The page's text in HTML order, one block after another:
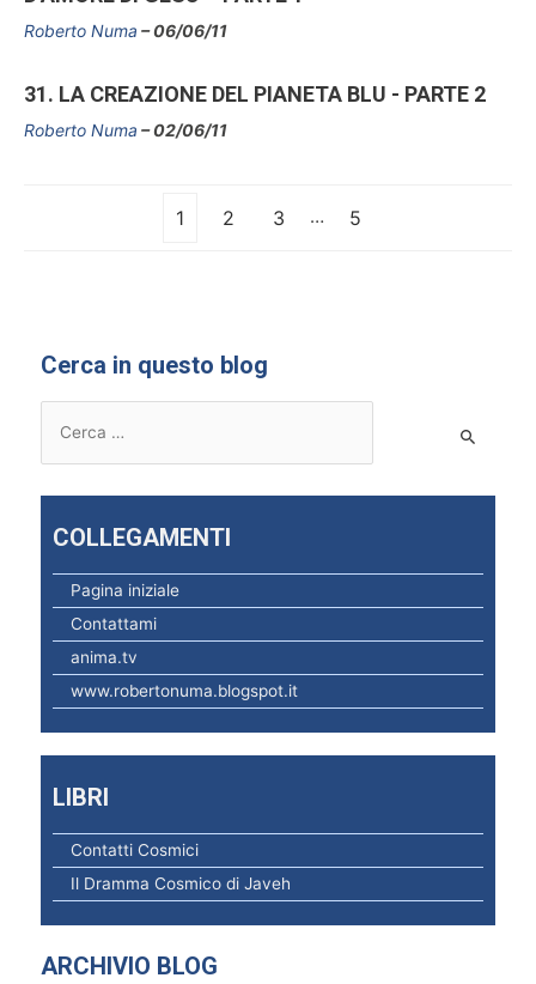
Roberto Numa 06/06/11
31. LA CREAZIONE DEL PIANETA BLU - PARTE 2
Roberto Numa 02/06/11
1 2 3 … 5
Cerca in questo blog
:
COLLEGAMENTI
Pagina iniziale
Contattami
anima.tv
www.robertonuma.blogspot.it
LIBRI
Contatti Cosmici
Il Dramma Cosmico di Javeh
ARCHIVIO BLOG